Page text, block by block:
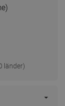
länder)